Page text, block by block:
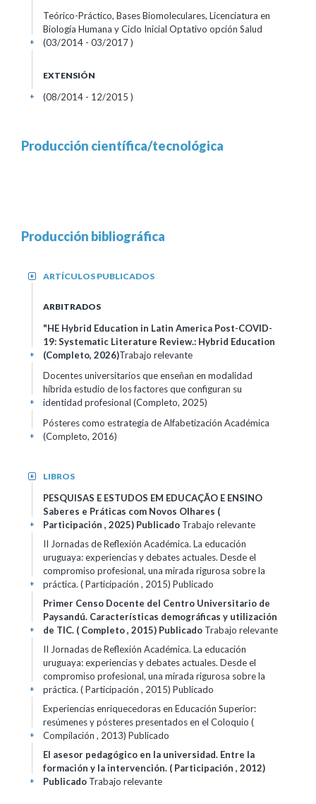
Teórico-Práctico, Bases Biomoleculares, Licenciatura en
Biología Humana y Ciclo Inicial Optativo opción Salud
(03/2014 - 03/2017 )
+
EXTENSIÓN
(08/2014 - 12/2015 )
+
Producción científica/tecnológica
Producción bibliográfica
ARTÍCULOS PUBLICADOS
+
ARBITRADOS
"HE Hybrid Education in Latin America Post-COVID-
19: Systematic Literature Review.: Hybrid Education
(Completo, 2026)Trabajo relevante
+
Docentes universitarios que enseñan en modalidad
híbrida estudio de los factores que configuran su
identidad profesional (Completo, 2025)
+
Pósteres como estrategia de Alfabetización Académica
(Completo, 2016)
+
LIBROS
+
PESQUISAS E ESTUDOS EM EDUCAÇÃO E ENSINO
Saberes e Práticas com Novos Olhares (
Participación , 2025) Publicado Trabajo relevante
+
II Jornadas de Reflexión Académica. La educación
uruguaya: experiencias y debates actuales. Desde el
compromiso profesional, una mirada rigurosa sobre la
práctica. ( Participación , 2015) Publicado
+
Primer Censo Docente del Centro Universitario de
Paysandú. Características demográficas y utilización
de TIC. ( Completo , 2015) Publicado Trabajo relevante
+
II Jornadas de Reflexión Académica. La educación
uruguaya: experiencias y debates actuales. Desde el
compromiso profesional, una mirada rigurosa sobre la
práctica. ( Participación , 2015) Publicado
+
Experiencias enriquecedoras en Educación Superior:
resúmenes y pósteres presentados en el Coloquio (
Compilación , 2013) Publicado
+
El asesor pedagógico en la universidad. Entre la
formación y la intervención. ( Participación , 2012)
Publicado Trabajo relevante
+